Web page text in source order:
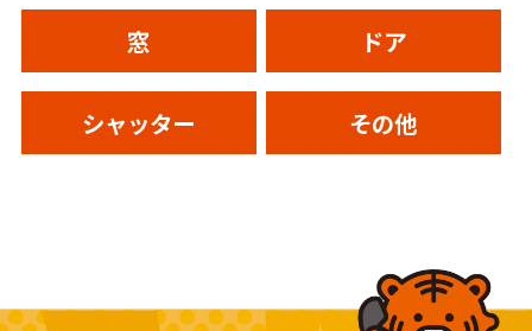
窓 ドア
シャッター その他